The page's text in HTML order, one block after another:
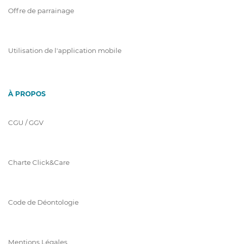
Offre de parrainage
Utilisation de l'application mobile
À PROPOS
CGU / GGV
Charte Click&Care
Code de Déontologie
Mentions Légales